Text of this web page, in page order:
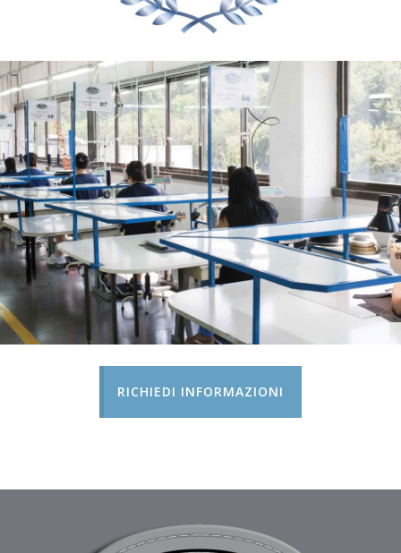
RICHIEDI INFORMAZIONI